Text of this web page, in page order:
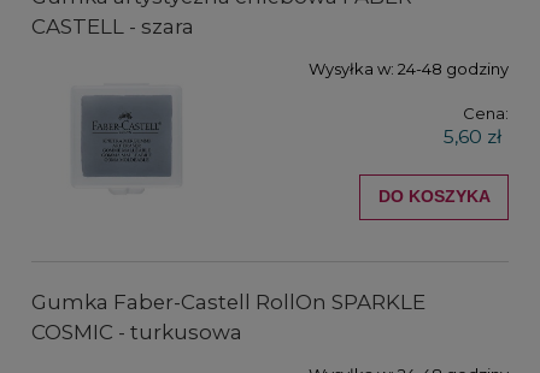
CASTELL - szara
Wysyłka w: 24-48 godziny
Cena:
5,60 zł
DO KOSZYKA
Gumka Faber-Castell RollOn SPARKLE
COSMIC - turkusowa